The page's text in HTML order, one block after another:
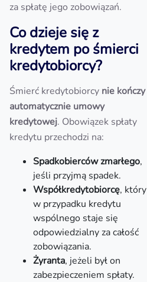
za spłatę jego zobowiązań.
Co dzieje się z
kredytem po śmierci
kredytobiorcy?
Śmierć kredytobiorcy nie kończy
automatycznie umowy
kredytowej. Obowiązek spłaty
kredytu przechodzi na:
Spadkobierców zmarłego,
jeśli przyjmą spadek.
Współkredytobiorcę, który
w przypadku kredytu
wspólnego staje się
odpowiedzialny za całość
zobowiązania.
Żyranta, jeżeli był on
zabezpieczeniem spłaty.